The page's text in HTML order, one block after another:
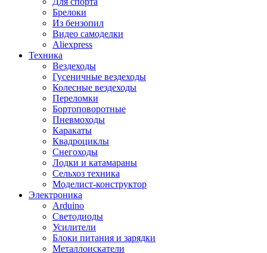
Брелоки
Из бензопил
Видео самоделки
Aliexpress
Техника
Вездеходы
Гусеничные вездеходы
Колесные вездеходы
Переломки
Бортоповоротные
Пневмоходы
Каракаты
Квадроциклы
Снегоходы
Лодки и катамараны
Сельхоз техника
Моделист-конструктор
Электроника
Arduino
Светодиоды
Усилители
Блоки питания и зарядки
Металлоискатели